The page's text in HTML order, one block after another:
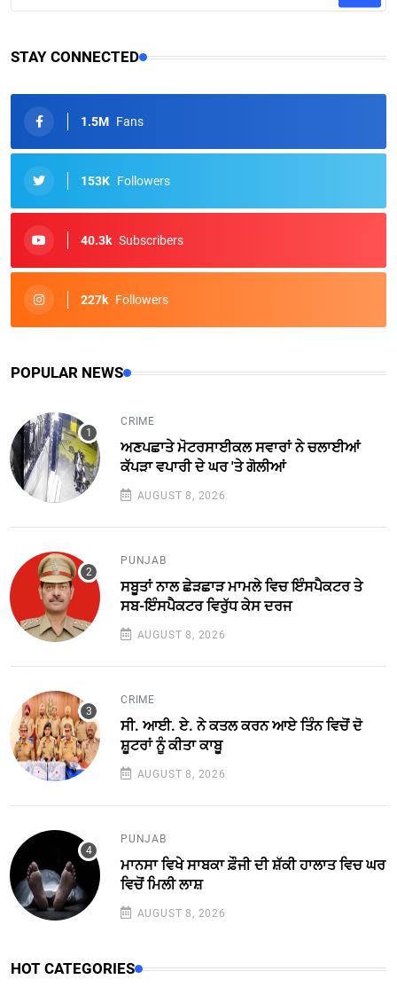
STAY CONNECTED
1.5M Fans
153K Followers
40.3k Subscribers
227k Followers
POPULAR NEWS
CRIME
ਅਣਪਛਾਤੇ ਮੋਟਰਸਾਈਕਲ ਸਵਾਰਾਂ ਨੇ ਚਲਾਈਆਂ
ਕੱਪੜਾ ਵਪਾਰੀ ਦੇ ਘਰ 'ਤੇ ਗੋਲੀਆਂ
AUGUST 8, 2026
PUNJAB
ਸਬੂਤਾਂ ਨਾਲ ਛੇੜਛਾੜ ਮਾਮਲੇ ਵਿਚ ਇੰਸਪੈਕਟਰ ਤੇ
ਸਬ-ਇੰਸਪੈਕਟਰ ਵਿਰੁੱਧ ਕੇਸ ਦਰਜ
AUGUST 8, 2026
CRIME
ਸੀ. ਆਈ. ਏ. ਨੇ ਕਤਲ ਕਰਨ ਆਏ ਤਿੰਨ ਵਿਚੋਂ ਦੋ
ਸ਼ੂਟਰਾਂ ਨੂੰ ਕੀਤਾ ਕਾਬੂ
AUGUST 8, 2026
PUNJAB
ਮਾਨਸਾ ਵਿਖੇ ਸਾਬਕਾ ਫ਼ੌਜੀ ਦੀ ਸ਼ੱਕੀ ਹਾਲਾਤ ਵਿਚ ਘਰ
ਵਿਚੋਂ ਮਿਲੀ ਲਾਸ਼
AUGUST 8, 2026
HOT CATEGORIES